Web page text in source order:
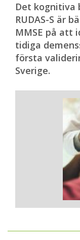
Det kognitiva
RUDAS-S är
MMSE på att
tidiga
första
Sverige.